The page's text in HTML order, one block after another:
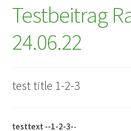
Datenschutz
Echtheit von Bewertungen
Floristikfachgeschäft Gambach
Testbeitrag
24.06.22
test title 1-2-3
testtext --1-2-3--